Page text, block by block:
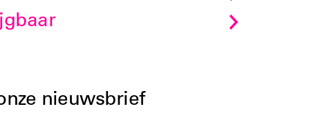
nieuwsbrief